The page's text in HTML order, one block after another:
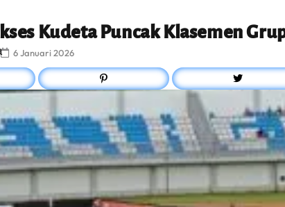
Kudeta Puncak Klasemen
6 Januari 2026